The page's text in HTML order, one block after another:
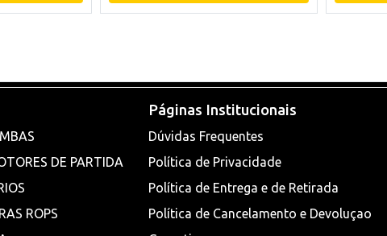
DE PARTIDA
ROPS
Páginas Institucionais
Dúvidas Frequentes
Política de Privacidade
Política de Entrega e de Retirada
Política de Cancelamento e Devoluçao